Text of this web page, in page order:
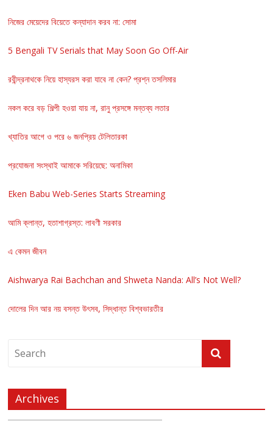
নিজের মেয়েদের বিয়েতে কন্যাদান করব না: সোমা
5 Bengali TV Serials that May Soon Go Off-Air
রবীন্দ্রনাথকে নিয়ে হাস্যরস করা যাবে না কেন? প্রশ্ন তসলিমার
নকল করে বড় শিল্পী হওয়া যায় না, রানু প্রসঙ্গে মন্তব্য লতার
খ্যাতির আগে ও পরে ৬ জনপ্রিয় টেলিতারকা
প্রযোজনা সংস্থাই আমাকে সরিয়েছে: অনামিকা
Eken Babu Web-Series Starts Streaming
আমি ক্লান্ত, হতাশাগ্রস্ত: লাবণী সরকার
এ কেমন জীবন
Aishwarya Rai Bachchan and Shweta Nanda: All’s Not Well?
দোলের দিন আর নয় বসন্ত উৎসব, সিদ্ধান্ত বিশ্বভারতীর
Archives